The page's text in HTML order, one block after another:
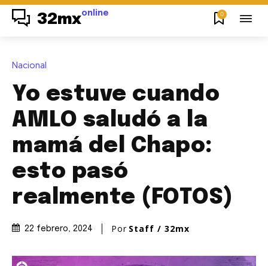
32mxonline 0
Nacional
Yo estuve cuando
AMLO saludó a la
mamá del Chapo:
esto pasó
realmente (FOTOS)
22 febrero, 2024 Por Staff / 32mx